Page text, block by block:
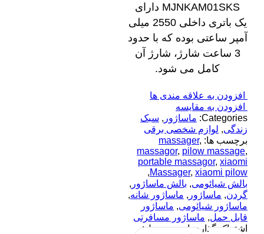
MJNKAM01SKS دارای
یک باتری داخلی 2550 میلی
آمپر ساعتی بوده که با حدود
3 ساعت شارژ، شارژ آن
کامل می شود.
افزودن به علاقه مندی ها
افزودن به مقایسه
Categories: ماساژور , سبک
زندگی, لوازم شخصی برقی
برچسب ها: massager,
massagor, pilow massage,
portable massagor, xiaomi
Massager, xiaomi pilow
,
بالش شیائومی, بالش ماساژور ,
گردن, ماساژور , ماساژور شانه,
ماساژور شیائومی, ماساژور
قابل حمل, ماساژور مسافرتی
اشتراک گذاری این محصول: